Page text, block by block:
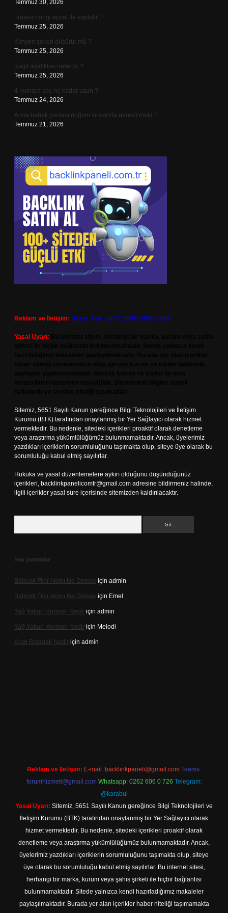
Temmuz 30, 2026
Trakea hangi epitel ile kaplıdır ?
Temmuz 25, 2026
Kimyon şekeri düşürür mü ?
Temmuz 25, 2026
Kağıt ağırlıkları nelerdir ?
Temmuz 25, 2026
4 numara saç ne kadar uzun ?
Temmuz 24, 2026
Anne bebek çantası doğum sırasında gerekli midir ?
Temmuz 21, 2026
Reklam ve İletişim: Skype: live:.cid.575569c608265c69
Yasal Uyarı:
Sitemiz, 5651 Sayılı Kanun gereğince Bilgi Teknolojileri ve İletişim
Kurumu (BTK) tarafından onaylanmış bir Yer Sağlayıcı olarak hizmet
vermektedir. Bu nedenle, sitedeki içerikleri proaktif olarak denetleme
veya araştırma yükümlülüğümüz bulunmamaktadır. Ancak, üyelerimiz
yazdıkları içeriklerin sorumluluğunu taşımakta olup, siteye üye olarak bu
sorumluluğu kabul etmiş sayılırlar.
Hukuka ve yasal düzenlemelere aykırı olduğunu düşündüğünüz
içerikleri, backlinkpanelicomtr@gmail.com adresine bildirmeniz halinde,
ilgili içerikler yasal süre içerisinde sitemizden kaldırılacaktır.
Son yorumlar
Batıcılık Fikir Akımı Ne Demek için admin
Batıcılık Fikir Akımı Ne Demek için Emel
Yağ Yakan Hormon Nedir için admin
Yağ Yakan Hormon Nedir için Melodi
Arap Belagati Nedir için admin
Reklam ve İletişim: E-mail: backlinkpaneli@gmail.com Teams:
forumhizmeti@gmail.com Whatsapp: 0262 606 0 726 Telegram:
@karabul
Yasal Uyarı: Sitemiz, 5651 Sayılı Kanun gereğince Bilgi Teknolojileri ve
İletişim Kurumu (BTK) tarafından onaylanmış bir Yer Sağlayıcı olarak
hizmet vermektedir. Bu nedenle, sitedeki içerikleri proaktif olarak
denetleme veya araştırma yükümlülüğümüz bulunmamaktadır. Ancak,
üyelerimiz yazdıkları içeriklerin sorumluluğunu taşımakta olup, siteye
üye olarak bu sorumluluğu kabul etmiş sayılırlar. Bu internet sitesi,
herhangi bir marka, kurum veya şahıs şirketi ile hiçbir bağlantısı
bulunmamaktadır. Sitede yalnızca kendi hazırladığımız makaleler
paylaşılmaktadır. Burada yer alan içerikler haber niteliği taşımamakta